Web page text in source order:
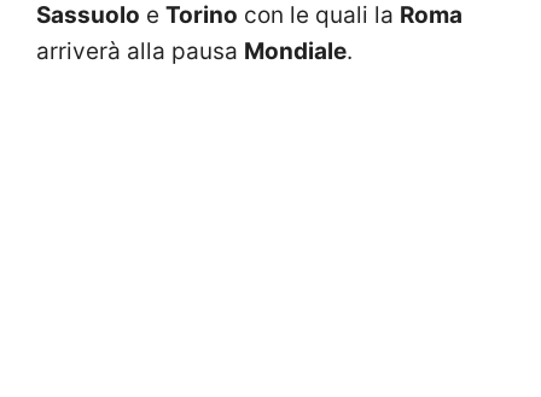
Sassuolo e Torino con le quali la Roma
arriverà alla pausa Mondiale.